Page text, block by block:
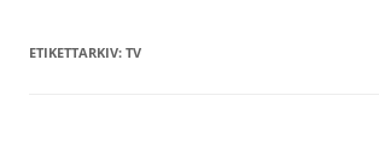
ETIKETTARKIV: TV